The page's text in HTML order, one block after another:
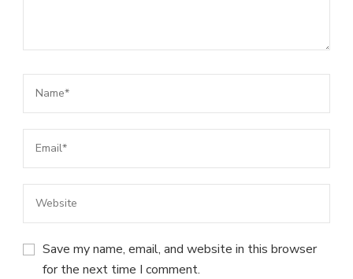
Save my name, email, and website in this browser
for the next time I comment.